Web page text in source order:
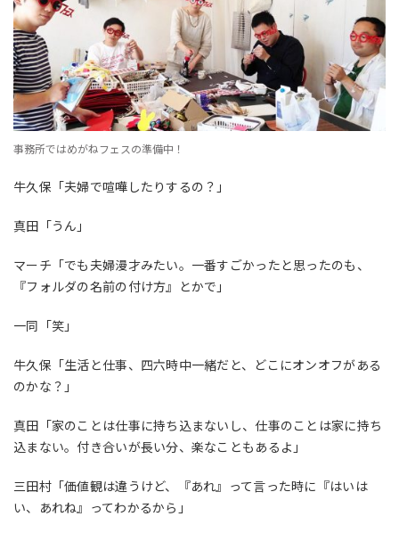
事務所ではめがねフェスの準備中！
牛久保「夫婦で喧嘩したりするの？」
真田「うん」
マーチ「でも夫婦漫才みたい。一番すごかったと思ったのも、
『フォルダの名前の付け方』とかで」
一同「笑」
牛久保「生活と仕事、四六時中一緒だと、どこにオンオフがある
のかな？」
真田「家のことは仕事に持ち込まないし、仕事のことは家に持ち
込まない。付き合いが長い分、楽なこともあるよ」
三田村「価値観は違うけど、『あれ』って言った時に『はいは
い、あれね』ってわかるから」